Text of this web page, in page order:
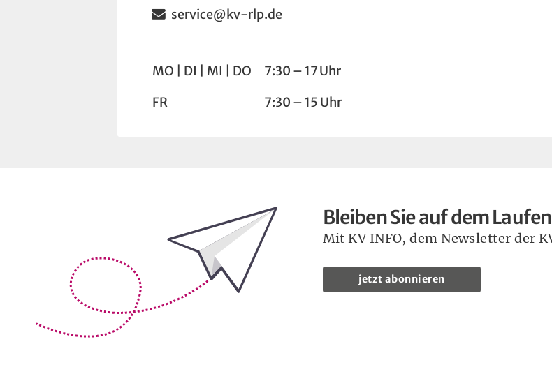
Email
service@kv-rlp.de
Wochentag Uhrzeit
MO DI MI DO
7:30 – 17 Uhr
FR
7:30 – 15 Uhr
Bleiben Sie auf dem Laufenden Bleiben Sie auf dem
Mit KV INFO, dem Newsletter der
jetzt abonnieren